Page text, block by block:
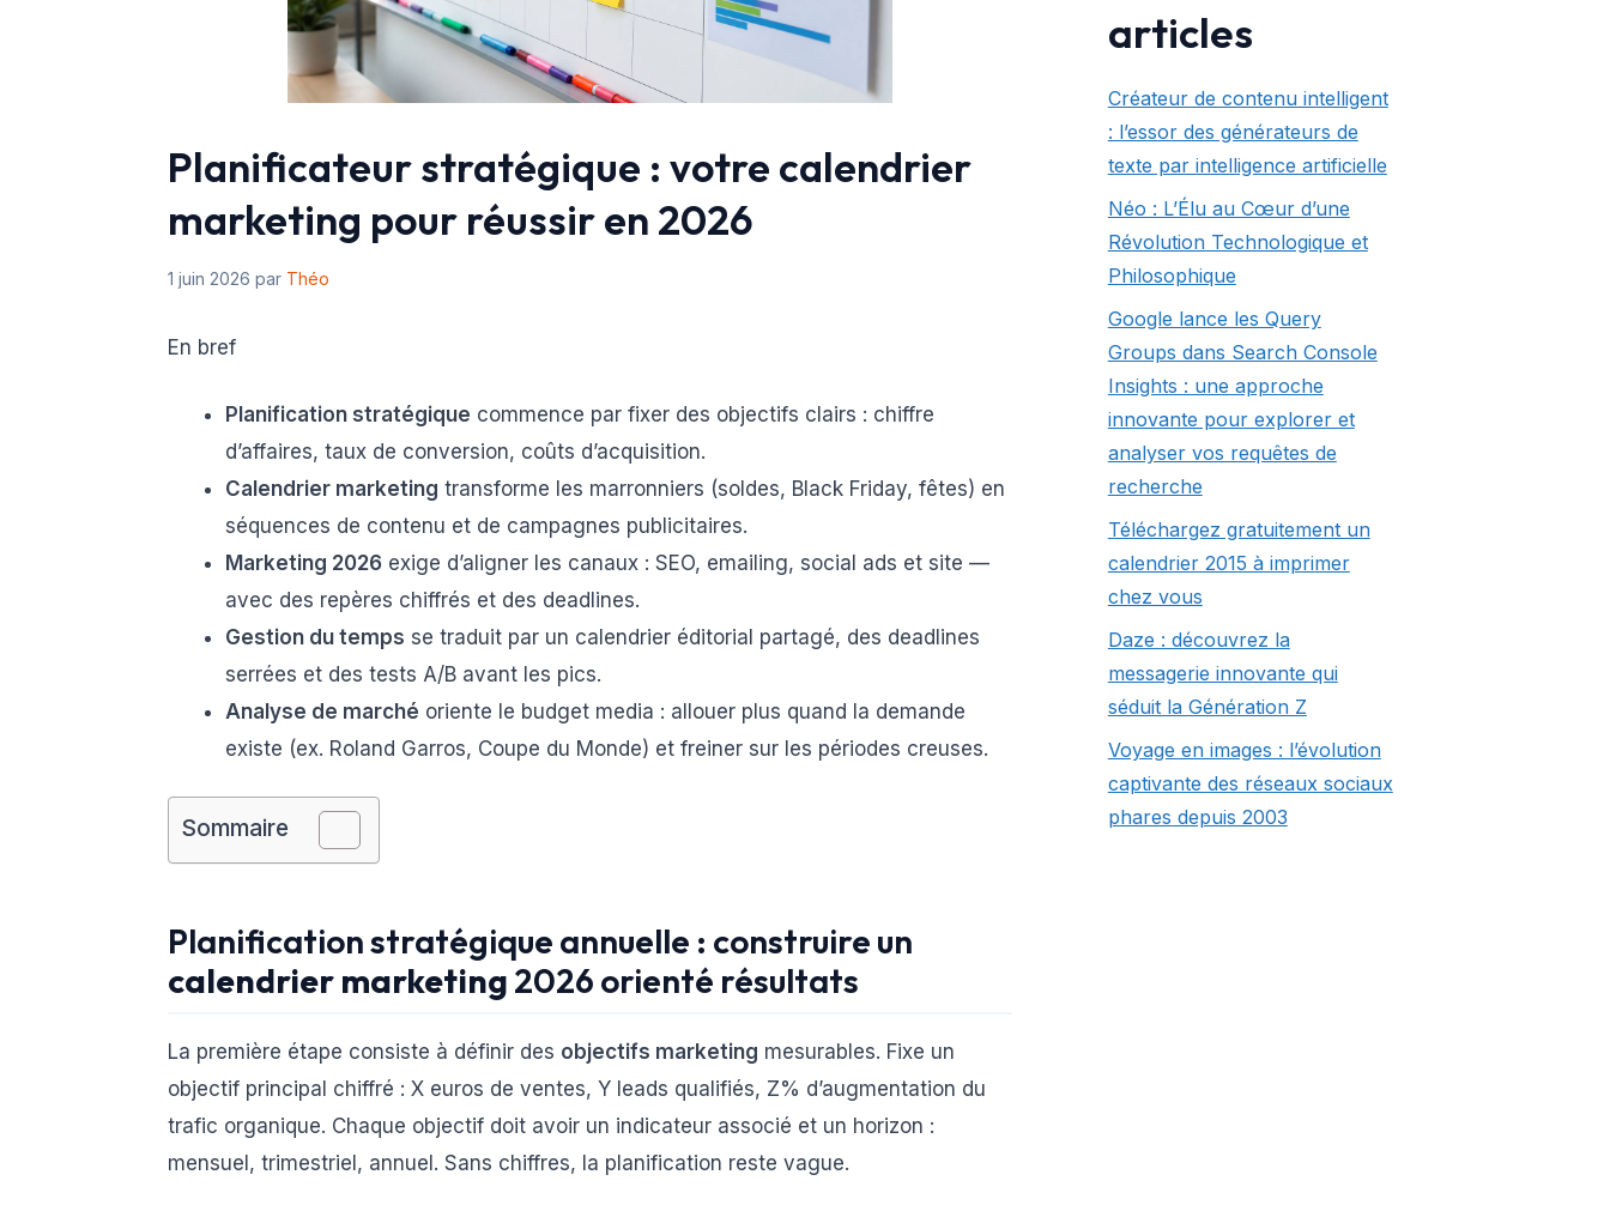
Planificateur stratégique : votre calendrier
marketing pour réussir en 2026
1 juin 2026 par Théo
En bref
Planification stratégique commence par fixer des objectifs clairs : chiffre
d’affaires, taux de conversion, coûts d’acquisition.
Calendrier marketing transforme les marronniers (soldes, Black Friday, fêtes) en
séquences de contenu et de campagnes publicitaires.
Marketing 2026 exige d’aligner les canaux : SEO, emailing, social ads et site —
avec des repères chiffrés et des deadlines.
Gestion du temps se traduit par un calendrier éditorial partagé, des deadlines
serrées et des tests A/B avant les pics.
Analyse de marché oriente le budget media : allouer plus quand la demande
existe (ex. Roland Garros, Coupe du Monde) et freiner sur les périodes creuses.
Sommaire
Planification stratégique annuelle : construire un
calendrier marketing 2026 orienté résultats
La première étape consiste à définir des objectifs marketing mesurables. Fixe un
objectif principal chiffré : X euros de ventes, Y leads qualifiés, Z% d’augmentation du
trafic organique. Chaque objectif doit avoir un indicateur associé et un horizon :
mensuel, trimestriel, annuel. Sans chiffres, la planification reste vague.
articles
Créateur de contenu intelligent
: l’essor des générateurs de
texte par intelligence artificielle
Néo : L’Élu au Cœur d’une
Révolution Technologique et
Philosophique
Google lance les Query
Groups dans Search Console
Insights : une approche
innovante pour explorer et
analyser vos requêtes de
recherche
Téléchargez gratuitement un
calendrier 2015 à imprimer
chez vous
Daze : découvrez la
messagerie innovante qui
séduit la Génération Z
Voyage en images : l’évolution
captivante des réseaux sociaux
phares depuis 2003